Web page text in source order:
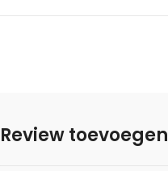
Review toevoegen